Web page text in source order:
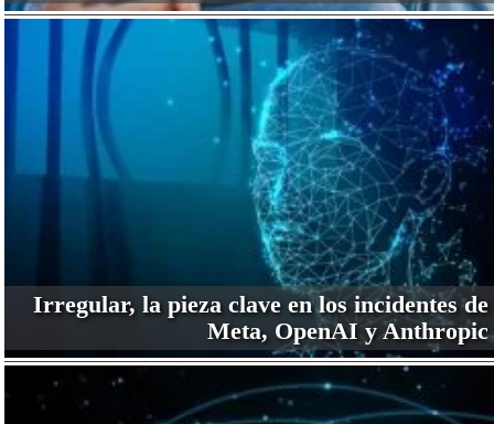
Irregular, la pieza clave en los incidentes de
Meta, OpenAI y Anthropic